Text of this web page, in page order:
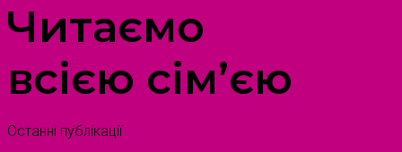
Читаємо
всією сім’єю
Останні публікації